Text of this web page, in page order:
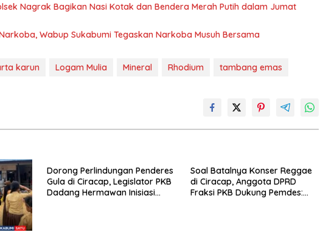
Nagrak Bagikan Nasi Kotak dan Bendera Merah Putih dalam Jumat
Wabup Sukabumi Tegaskan Narkoba Musuh Bersama
karun Logam Mulia Mineral Rhodium tambang emas
Dorong Perlindungan Penderes
Gula di Ciracap, Legislator PKB
Dadang Hermawan Inisiasi
Soal Batalnya Konser Reggae
di Ciracap, Anggota DPRD
Fraksi PKB Dukung Pemdes: